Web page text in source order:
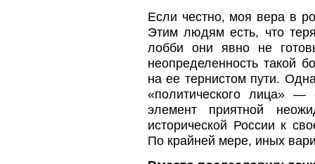
Если честно, моя вера в
Этим людям есть, что
лобби они явно не
неопределенность такой
на ее тернистом пути.
«политического лица»
элемент приятной
исторической России к
По крайней мере, иных